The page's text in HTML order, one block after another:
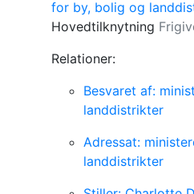
for by, bolig og
Hovedtilknytning
Relationer:
Besvaret af:
landdistrikter
Adressat:
landdistrikter